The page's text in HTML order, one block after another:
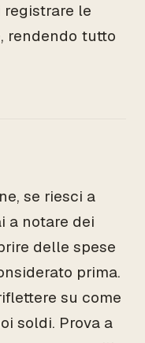
registrare le
rendendo tutto
se riesci a
a notare dei
delle spese
prima.
su come
soldi. Prova a